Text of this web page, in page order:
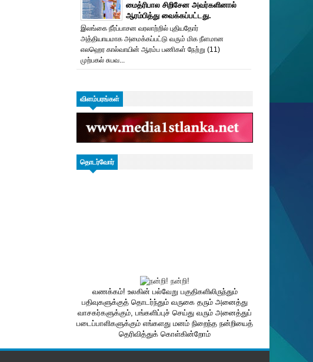
மைத்ரிபால சிறிசேன அவர்களினால்
ஆரம்பித்து வைக்கப்பட்டது.
இலங்கை நீர்ப்பாசன வரலாற்றில் புதியதோர்
அத்தியாயமாக அமைக்கப்பட்டு வரும் மிக நீளமான
எலஹெர கால்வாயின் ஆரம்ப பணிகள் நேற்று (11)
முற்பகல் சுபவ...
விளம்பரங்கள்
தொடர்வோர்
வணக்கம்! உலகின் பல்வேறு பகுதிகளிலிருந்தும்
பதிவுகளுக்குத் தொடர்ந்தும் வருகை தரும் அனைத்து
வாசகர்களுக்கும், பங்களிப்புச் செய்து வரும் அனைத்துப்
படைப்பாளிகளுக்கும் எங்களது மனம் நிறைந்த நன்றியைத்
தெரிவித்துக் கொள்கின்றோம்